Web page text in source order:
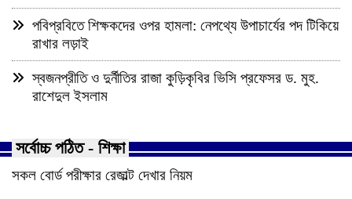
পবিপ্রবিতে শিক্ষকদের ওপর হামলা: নেপথ্যে উপাচার্যের পদ টিকিয়ে
রাখার লড়াই
স্বজনপ্রীতি ও দুর্নীতির রাজা কুড়িকৃবির ভিসি প্রফেসর ড. মুহ.
রাশেদুল ইসলাম
সর্বোচ্চ পঠিত - শিক্ষা
সকল বোর্ড পরীক্ষার রেজাল্ট দেখার নিয়ম